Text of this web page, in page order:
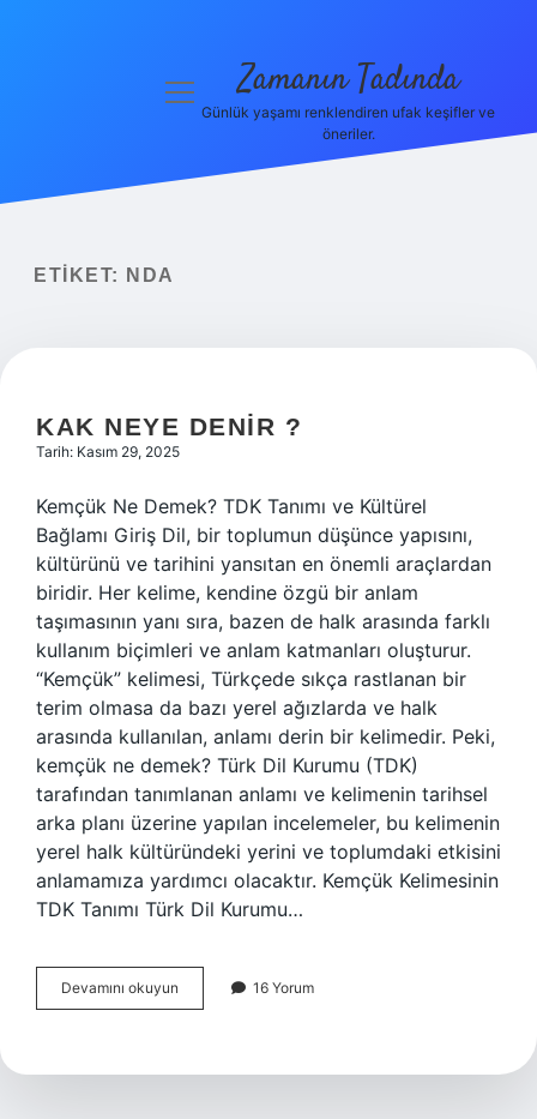
menüyüZamanın Tadında
Günlük yaşamı renklendiren ufak keşifler ve
öneriler.
ETIKET: NDA
KAK NEYE DENIR ?
Tarih: Kasım 29, 2025
Kemçük Ne Demek? TDK Tanımı ve Kültürel
Bağlamı Giriş Dil, bir toplumun düşünce yapısını,
kültürünü ve tarihini yansıtan en önemli araçlardan
biridir. Her kelime, kendine özgü bir anlam
taşımasının yanı sıra, bazen de halk arasında farklı
kullanım biçimleri ve anlam katmanları oluşturur.
“Kemçük” kelimesi, Türkçede sıkça rastlanan bir
terim olmasa da bazı yerel ağızlarda ve halk
arasında kullanılan, anlamı derin bir kelimedir. Peki,
kemçük ne demek? Türk Dil Kurumu (TDK)
tarafından tanımlanan anlamı ve kelimenin tarihsel
arka planı üzerine yapılan incelemeler, bu kelimenin
yerel halk kültüründeki yerini ve toplumdaki etkisini
anlamamıza yardımcı olacaktır. Kemçük Kelimesinin
TDK Tanımı Türk Dil Kurumu…
Devamını okuyun
neye
16 Yorum